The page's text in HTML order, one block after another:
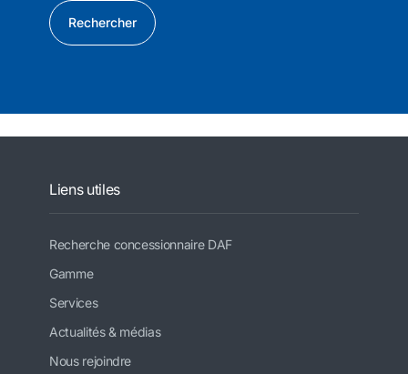
Rechercher
Liens utiles
Recherche concessionnaire DAF
Gamme
Services
Actualités & médias
Nous rejoindre